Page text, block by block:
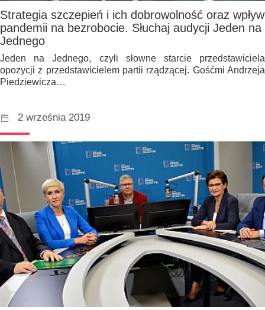
Strategia szczepień i ich dobrowolność oraz wpływ
pandemii na bezrobocie. Słuchaj audycji Jeden na
Jednego
Jeden na Jednego, czyli słowne starcie przedstawiciela
opozycji z przedstawicielem partii rządzącej. Gośćmi Andrzeja
Piedziewicza…
2 września 2019